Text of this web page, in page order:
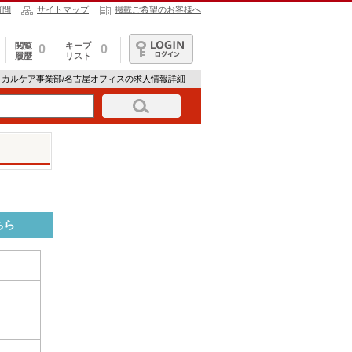
問 サイトマップ 掲載ご希望のお客様へ
閲覧
履歴
0
キープ
リスト
0
ログイン
ルケア事業部/名古屋オフィスの求人情報詳細
ら